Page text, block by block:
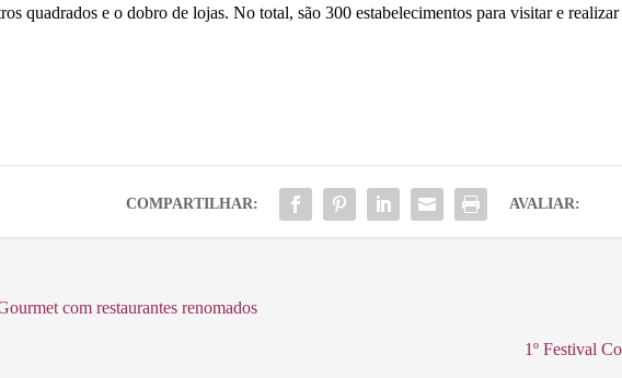
quadrados e o dobro de lojas. No total, são 300 estabelecimentos para visitar e realizar
COMPARTILHAR: AVALIAR:
com restaurantes renomados
1º Festival